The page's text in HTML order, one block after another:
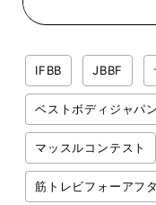
IFBB JBBF
ベストボディジャパン
マッスルコンテスト
筋トレビフォーアフ